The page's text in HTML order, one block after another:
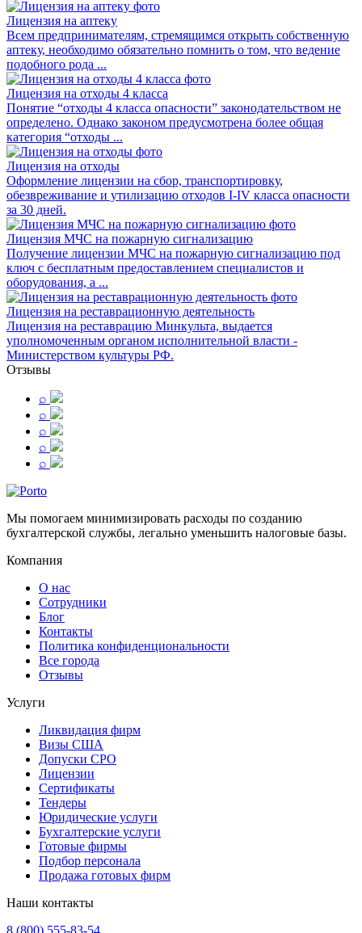
Лицензия на аптеку
Всем предпринимателям, стремящимся открыть собственную
аптеку, необходимо обязательно помнить о том, что ведение
подобного рода ...
Лицензия на отходы 4 класса
Понятие “отходы 4 класса опасности” законодательством не
определено. Однако законом предусмотрена более общая
категория “отходы ...
Лицензия на отходы
Оформление лицензии на сбор, транспортировку,
обезвреживание и утилизацию отходов I-IV класса опасности
за 30 дней.
Лицензия МЧС на пожарную сигнализацию
Получение лицензии МЧС на пожарную сигнализацию под
ключ с бесплатным предоставлением специалистов и
оборудования, а ...
Лицензия на реставрационную деятельность
Лицензия на реставрацию Минкульта, выдается
уполномоченным органом исполнительной власти -
Министерством культуры РФ.
Отзывы
⌕
⌕
⌕
⌕
⌕
Мы помогаем минимизировать расходы по созданию
бухгалтерской службы, легально уменьшить налоговые базы.
Компания
О нас
Сотрудники
Блог
Контакты
Политика конфиденциональности
Все города
Отзывы
Услуги
Ликвидация фирм
Визы США
Допуски СРО
Лицензии
Сертификаты
Тендеры
Юридические услуги
Бухгалтерские услуги
Готовые фирмы
Подбор персонала
Продажа готовых фирм
Наши контакты